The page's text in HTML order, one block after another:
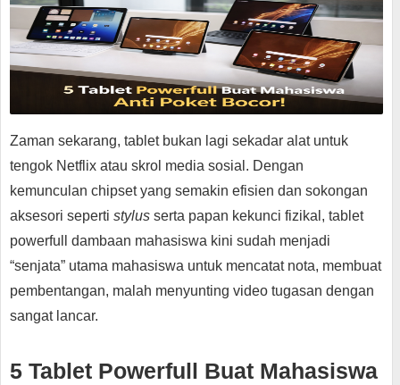
Zaman sekarang, tablet bukan lagi sekadar alat untuk
tengok Netflix atau skrol media sosial. Dengan
kemunculan chipset yang semakin efisien dan sokongan
aksesori seperti stylus serta papan kekunci fizikal, tablet
powerfull dambaan mahasiswa kini sudah menjadi
“senjata” utama mahasiswa untuk mencatat nota, membuat
pembentangan, malah menyunting video tugasan dengan
sangat lancar.
5 Tablet Powerfull Buat Mahasiswa